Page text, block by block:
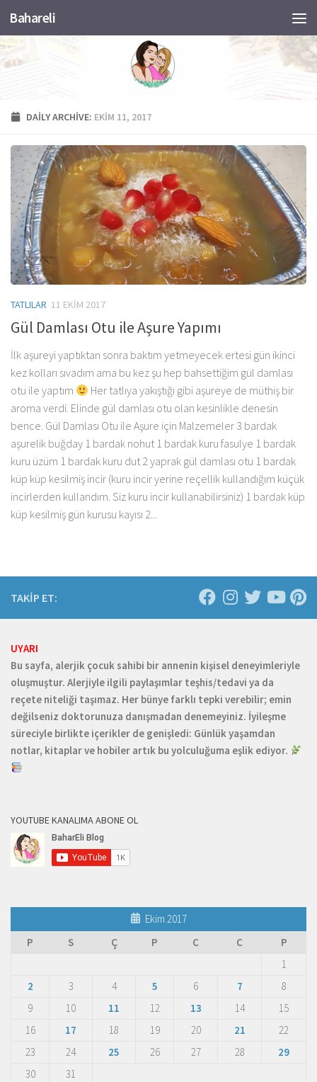
Skip to content
Bahareli
DAILY ARCHIVE: EKIM 11, 2017
TATLILAR 11 EKIM 2017
Gül Damlası Otu ile Aşure Yapımı
İlk aşureyi yaptıktan sonra baktım yetmeyecek ertesi gün ikinci
kez kolları sıvadım ama bu kez şu hep bahsettiğim gül damlası
otu ile yaptım
Her tatlıya yakıştığı gibi aşureye de müthiş bir
aroma verdi. Elinde gül damlası otu olan kesinlikle denesin
bence. Gül Damlası Otu ile Aşure için Malzemeler 3 bardak
aşurelik buğday 1 bardak nohut 1 bardak kuru fasulye 1 bardak
kuru üzüm 1 bardak kuru dut 2 yaprak gül damlası otu 1 bardak
küp küp kesilmiş incir (kuru incir yerine reçellik kullandığım küçük
incirlerden kullandım. Siz kuru incir kullanabilirsiniz) 1 bardak küp
küp kesilmiş gün kurusu kayısı 2...
TAKİP ET:
UYARI
Bu sayfa, alerjik çocuk sahibi bir annenin kişisel deneyimleriyle
oluşmuştur. Alerjiyle ilgili paylaşımlar teşhis/tedavi ya da
reçete niteliği taşımaz. Her bünye farklı tepki verebilir; emin
değilseniz doktorunuza danışmadan denemeyiniz. İyileşme
süreciyle birlikte içerikler de genişledi: Günlük yaşamdan
notlar, kitaplar ve hobiler artık bu yolculuğuma eşlik ediyor.
YOUTUBE KANALIMA ABONE OL
Ekim 2017
P
S Ç P C C
P
1
2
3 4 5 6 7
8
9
10 11 12 13 14
15
16
17 18 19 20 21
22
23
24 25 26 27 28
29
30
31